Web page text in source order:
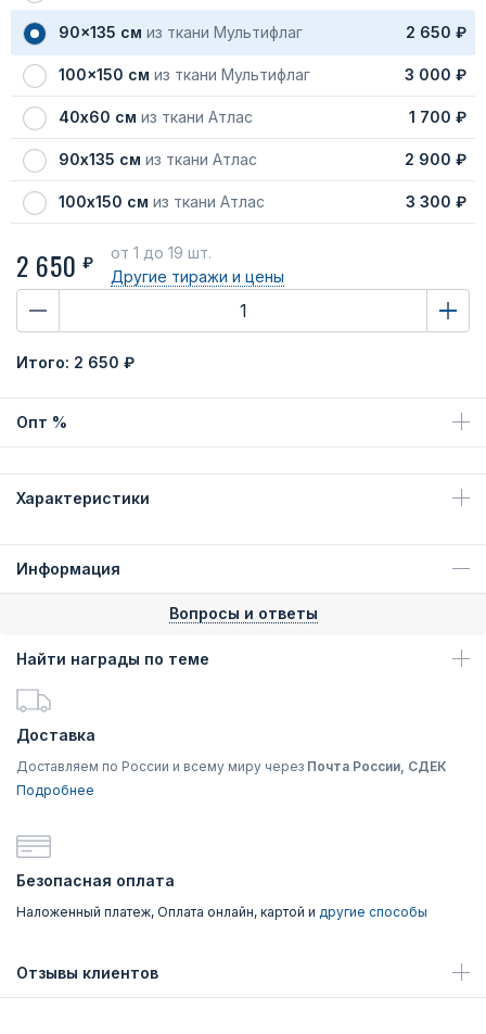
90x135 см из ткани Мультифлаг 2 650 ₽
100x150 см из ткани Мультифлаг 3 000 ₽
40х60 см из ткани Атлас 1 700 ₽
90х135 см из ткани Атлас 2 900 ₽
100х150 см из ткани Атлас 3 300 ₽
2 650 ₽
от 1 до 19 шт.
Другие тиражи и цены
Итого: 2 650 ₽
Опт %
Характеристики
Информация
Вопросы и ответы
Найти награды по теме
Доставка
Доставляем по России и всему миру через Почта России, СДЕК
Подробнее
Безопасная оплата
Наложенный платеж, Оплата онлайн, картой и другие способы
Отзывы клиентов